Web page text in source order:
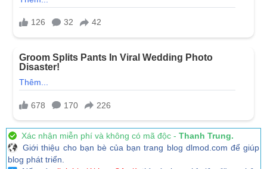
Xác nhận miễn phí và không có mã độc - Thanh Trung.
Giới thiệu cho bạn bè của bạn trang blog dlmod.com để giúp
blog phát triển.